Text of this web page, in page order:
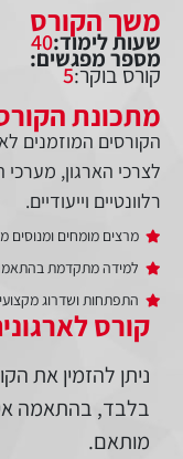
קורס
ניתן להזמין את
בלבד, בהתאמה
מותאם.
משך הקורס
שעות לימוד:40
מספר מפגשים:
קורס בוקר:5
מתכונת
הקורסים המוזמנים
לצרכי הארגון,
רלוונטיים וייעודיים.
מרצים מומחים ומנוסים
למידה מתקדמת
התפתחות ושדרוג מקצועי